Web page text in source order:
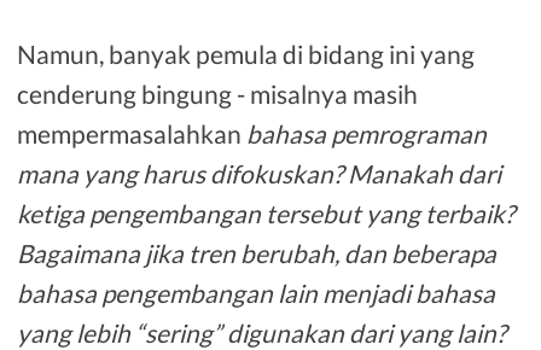
Namun, banyak pemula di bidang ini yang
cenderung bingung - misalnya masih
mempermasalahkan bahasa pemrograman
mana yang harus difokuskan? Manakah dari
ketiga pengembangan tersebut yang terbaik?
Bagaimana jika tren berubah, dan beberapa
bahasa pengembangan lain menjadi bahasa
yang lebih “sering” digunakan dari yang lain?